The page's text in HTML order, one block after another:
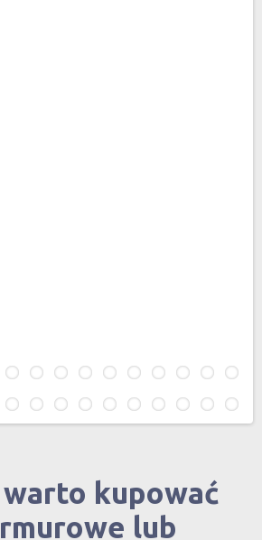
kupować
lub